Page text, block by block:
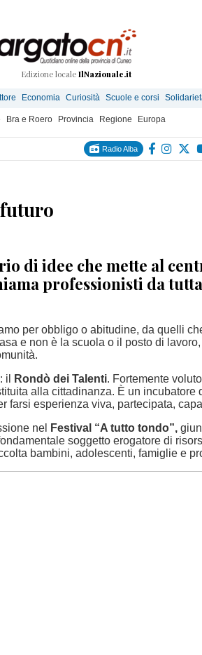
Edizione locale IlNazionale.it
Economia Curiosità Scuole e corsi
Bra e Roero Provincia Regione Europa
Radio Alba
futuro
di idee che mette al
professionisti da
per obbligo o abitudine, da quelli
e non è la scuola o il posto di
il
Rondò dei Talenti. Fortemente
alla cittadinanza. È un incubatore
esperienza viva, partecipata,
nel
Festival “A tutto tondo”,
soggetto erogatore di
bambini, adolescenti, famiglie e